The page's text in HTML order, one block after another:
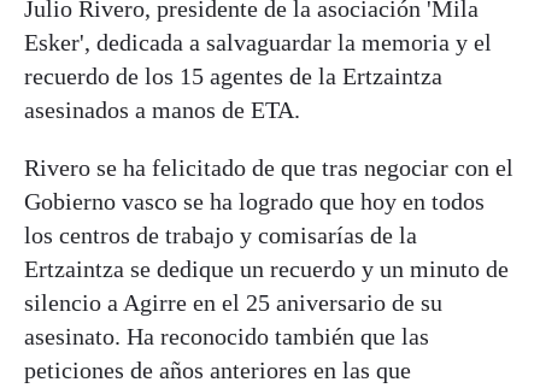
Julio Rivero, presidente de la asociación 'Mila
Esker', dedicada a salvaguardar la memoria y el
recuerdo de los 15 agentes de la Ertzaintza
asesinados a manos de ETA.
Rivero se ha felicitado de que tras negociar con el
Gobierno vasco se ha logrado que hoy en todos
los centros de trabajo y comisarías de la
Ertzaintza se dedique un recuerdo y un minuto de
silencio a Agirre en el 25 aniversario de su
asesinato. Ha reconocido también que las
peticiones de años anteriores en las que